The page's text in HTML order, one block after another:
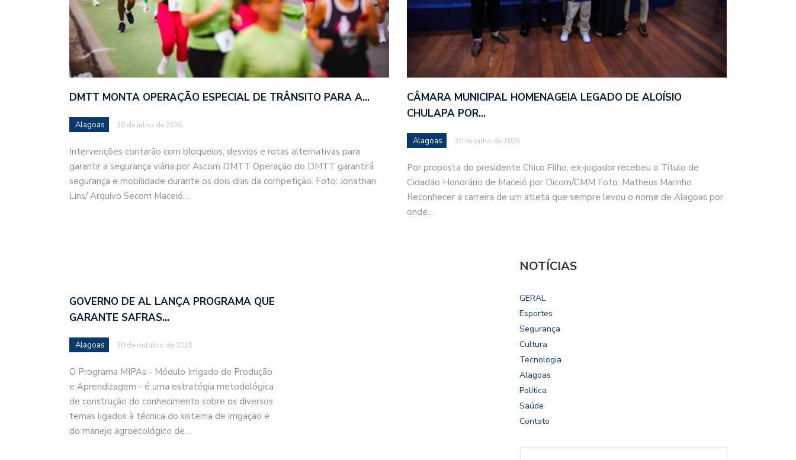
DMTT MONTA OPERAÇÃO ESPECIAL DE TRÂNSITO PARA A…
Alagoas 30 de julho de 2026
Intervenções contarão com bloqueios, desvios e rotas alternativas para
garantir a segurança viária por Ascom DMTT Operação do DMTT garantirá
segurança e mobilidade durante os dois dias da competição. Foto: Jonathan
Lins/ Arquivo Secom Maceió…
CÂMARA MUNICIPAL HOMENAGEIA LEGADO DE ALOÍSIO
CHULAPA POR…
Alagoas 30 de julho de 2026
Por proposta do presidente Chico Filho, ex-jogador recebeu o Título de
Cidadão Honorário de Maceió por Dicom/CMM Foto: Matheus Marinho
Reconhecer a carreira de um atleta que sempre levou o nome de Alagoas por
onde…
GOVERNO DE AL LANÇA PROGRAMA QUE
GARANTE SAFRAS…
Alagoas 30 de outubro de 2021
O Programa MIPAs - Módulo Irrigado de Produção
e Aprendizagem - é uma estratégia metodológica
de construção do conhecimento sobre os diversos
temas ligados à técnica do sistema de irrigação e
do manejo agroecológico de…
NOTÍCIAS
GERAL
Esportes
Segurança
Cultura
Tecnologia
Alagoas
Política
Saúde
Contato